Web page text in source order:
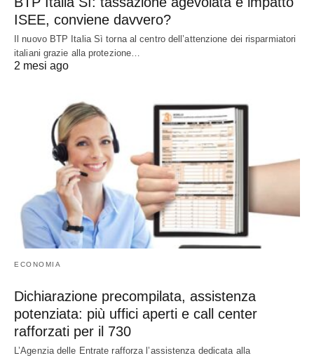
ISEE, conviene davvero?
Il nuovo BTP Italia Sì torna al centro dell’attenzione dei risparmiatori
italiani grazie alla protezione…
2 mesi ago
ECONOMIA
Dichiarazione precompilata, assistenza
potenziata: più uffici aperti e call center
rafforzati per il 730
L’Agenzia delle Entrate rafforza l’assistenza dedicata alla